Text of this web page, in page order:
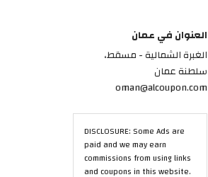
العنوان في عمان
الغبرة الشمالية - مسقط،
سلطنة عمان
oman@alcoupon.com
DISCLOSURE: Some Ads are
paid and we may earn
commissions from using links
and coupons in this website.